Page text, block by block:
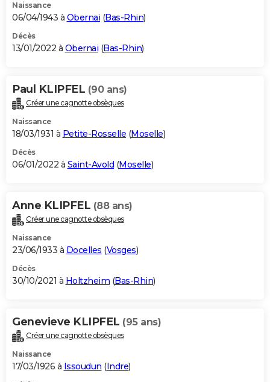
Naissance
06/04/1943 à Obernai (Bas-Rhin)
Décès
13/01/2022 à Obernai (Bas-Rhin)
Paul KLIPFEL (90 ans)
Créer une cagnotte obsèques
Naissance
18/03/1931 à Petite-Rosselle (Moselle)
Décès
06/01/2022 à Saint-Avold (Moselle)
Anne KLIPFEL (88 ans)
Créer une cagnotte obsèques
Naissance
23/06/1933 à Docelles (Vosges)
Décès
30/10/2021 à Holtzheim (Bas-Rhin)
Genevieve KLIPFEL (95 ans)
Créer une cagnotte obsèques
Naissance
17/03/1926 à Issoudun (Indre)